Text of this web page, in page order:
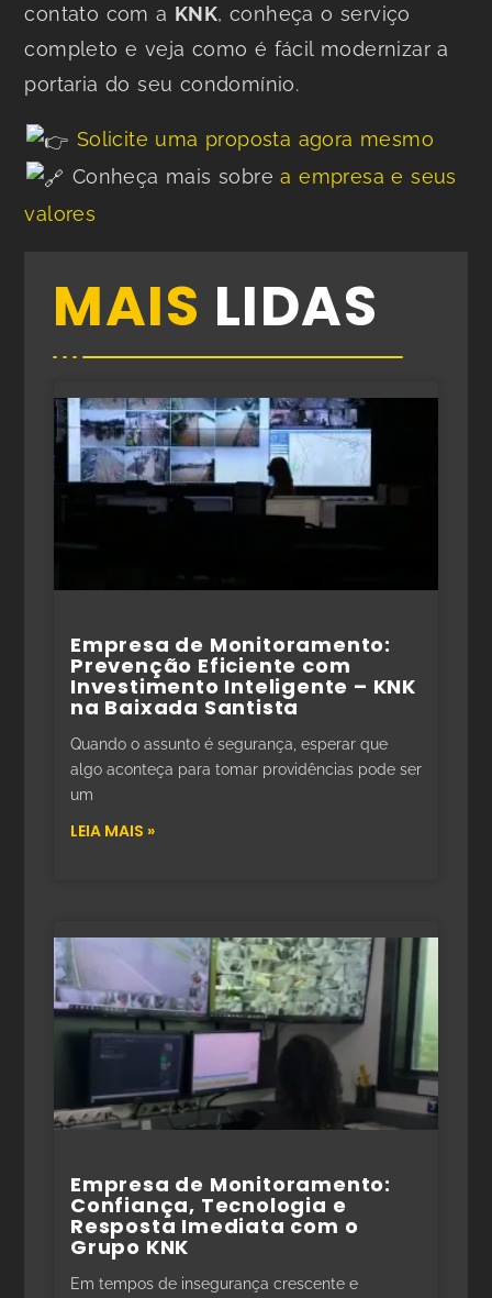
contato com a KNK, conheça o serviço
completo e veja como é fácil modernizar a
portaria do seu condomínio.
Solicite uma proposta agora mesmo
Conheça mais sobrea empresa e seus
valores
MAIS LIDAS
Empresa de Monitoramento:
Prevenção Eficiente com
Investimento Inteligente – KNK
na Baixada Santista
Quando o assunto é segurança, esperar que
algo aconteça para tomar providências pode ser
um
LEIA MAIS »
Empresa de Monitoramento:
Confiança, Tecnologia e
Resposta Imediata com o
Grupo KNK
Em tempos de insegurança crescente e